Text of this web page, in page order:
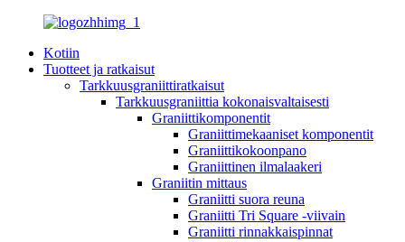
Kotiin
Tuotteet ja ratkaisut
Tarkkuusgraniittiratkaisut
Tarkkuusgraniittia kokonaisvaltaisesti
Graniittikomponentit
Graniittimekaaniset komponentit
Graniittikokoonpano
Graniittinen ilmalaakeri
Graniitin mittaus
Graniitti suora reuna
Graniitti Tri Square -viivain
Graniitti rinnakkaispinnat